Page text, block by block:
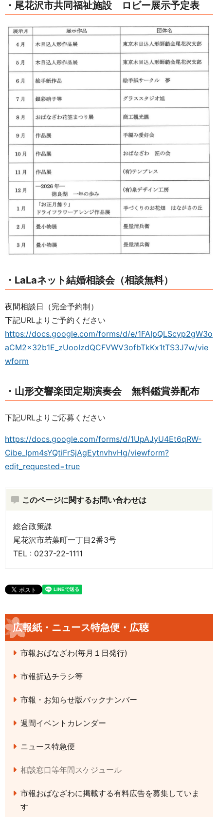
・尾花沢市共同福祉施設 ロビー展示予定表
・LaLaネット結婚相談会（相談無料）
夜間相談日（完全予約制）
下記URLよりご予約ください
https://docs.google.com/forms/d/e/1FAIpQLScyp2gW3o
aCM2x32b1E_zUooIzdQCFVWV3ofbTkKx1tTS3J7w/vie
wform
・山形交響楽団定期演奏会 無料鑑賞券配布
下記URLよりご応募ください
https://docs.google.com/forms/d/1UpAJyU4Et6qRW-
Cibe_Ipm4sYQtiFrSjAgEytnvhvHg/viewform?
edit_requested=true
このページに関するお問い合わせは
総合政策課
尾花沢市若葉町一丁目2番3号
TEL : 0237-22-1111
広報紙・ニュース特急便・広聴
市報おばなざわ(毎月１日発行)
市報折込チラシ等
市報・お知らせ版バックナンバー
週間イベントカレンダー
ニュース特急便
相談窓口等年間スケジュール
市報おばなざわに掲載する有料広告を募集していま
す